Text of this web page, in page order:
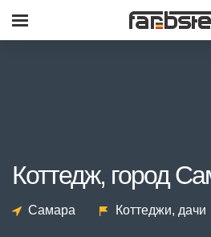
Коттедж, город
Самара Коттеджи, дачи